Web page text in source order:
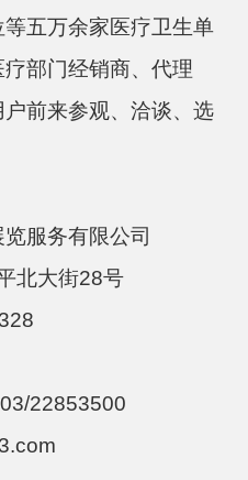
五万余家医疗卫生单
部门经销商、代理
前来参观、洽谈、选
服务有限公司
北大街28号
/22853500